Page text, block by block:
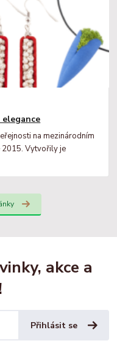
na mezinárodním
2015. Vytvořily je
akce a
Přihlásit se